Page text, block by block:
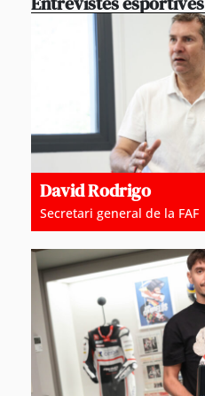
David Rodrigo
Secretari general de la FAF